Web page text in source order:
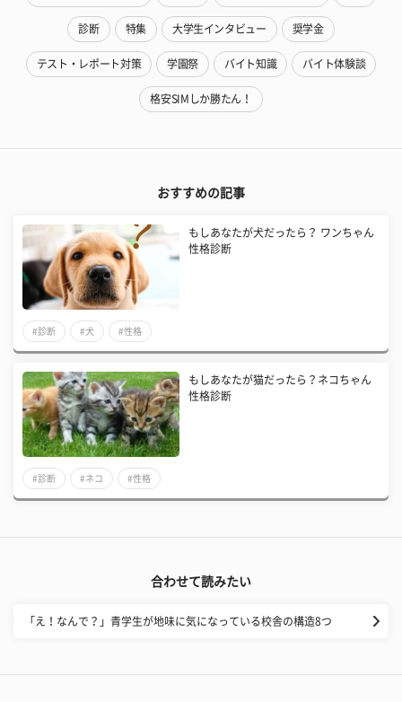
診断 特集 大学生インタビュー 奨学金
テスト・レポート対策 学園祭 バイト知識 バイト体験談
格安SIMしか勝たん！
おすすめの記事
もしあなたが犬だったら？ ワンちゃん
性格診断
#診断 #犬 #性格
もしあなたが猫だったら？ネコちゃん
性格診断
#診断 #ネコ #性格
合わせて読みたい
「え！なんで？」青学生が地味に気になっている校舎の構造8つ